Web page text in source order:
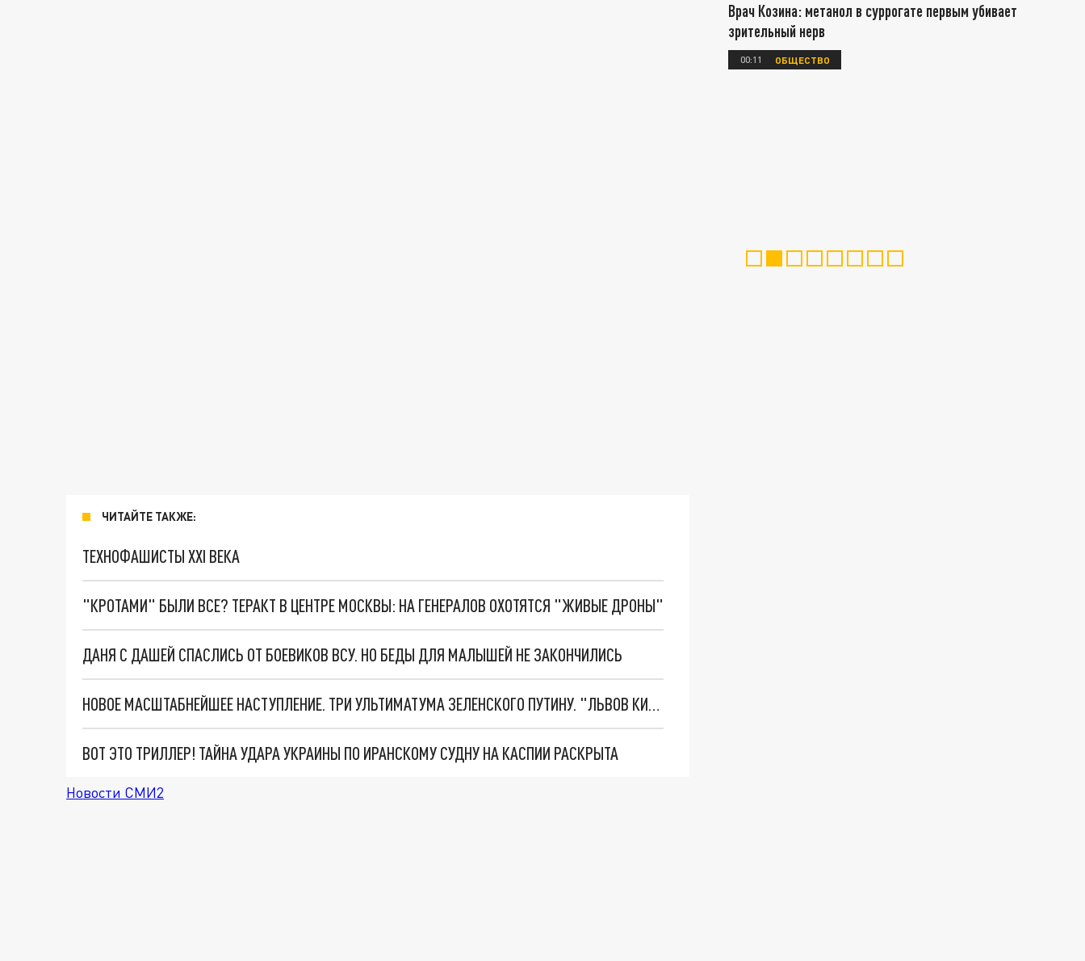
ЧИТАЙТЕ ТАКЖЕ:
ТЕХНОФАШИСТЫ XXI ВЕКА
"КРОТАМИ" БЫЛИ ВСЕ? ТЕРАКТ В ЦЕНТРЕ МОСКВЫ: НА ГЕНЕРАЛОВ ОХОТЯТСЯ "ЖИВЫЕ ДРОНЫ"
ДАНЯ С ДАШЕЙ СПАСЛИСЬ ОТ БОЕВИКОВ ВСУ. НО БЕДЫ ДЛЯ МАЛЫШЕЙ НЕ ЗАКОНЧИЛИСЬ
НОВОЕ МАСШТАБНЕЙШЕЕ НАСТУПЛЕНИЕ. ТРИ УЛЬТИМАТУМА ЗЕЛЕНСКОГО ПУТИНУ. "ЛЬВОВ КИМА" ПОСТАВЯТ НА ПВО? ГЛОБАЛЬНЫЙ ПРОРЫВ ПОД ЗАПОРОЖЬЕМ
ВОТ ЭТО ТРИЛЛЕР! ТАЙНА УДАРА УКРАИНЫ ПО ИРАНСКОМУ СУДНУ НА КАСПИИ РАСКРЫТА
Новости СМИ2
Врач Козина: метанол в суррогате первым убивает
зрительный нерв
00:11 ОБЩЕСТВО